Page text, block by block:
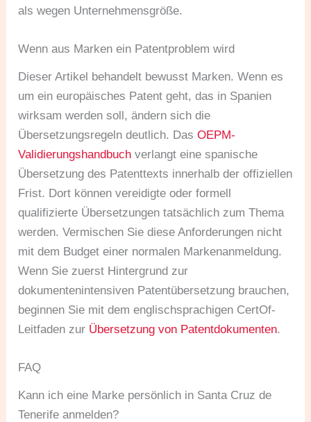
als wegen Unternehmensgröße.
Wenn aus Marken ein Patentproblem wird
Dieser Artikel behandelt bewusst Marken. Wenn es
um ein europäisches Patent geht, das in Spanien
wirksam werden soll, ändern sich die
Übersetzungsregeln deutlich. DasOEPM-
Validierungshandbuch verlangt eine spanische
Übersetzung des Patenttexts innerhalb der offiziellen
Frist. Dort können vereidigte oder formell
qualifizierte Übersetzungen tatsächlich zum Thema
werden. Vermischen Sie diese Anforderungen nicht
mit dem Budget einer normalen Markenanmeldung.
Wenn Sie zuerst Hintergrund zur
dokumentenintensiven Patentübersetzung brauchen,
beginnen Sie mit dem englischsprachigen CertOf-
Leitfaden zur Übersetzung von Patentdokumenten.
FAQ
Kann ich eine Marke persönlich in Santa Cruz de
Tenerife anmelden?